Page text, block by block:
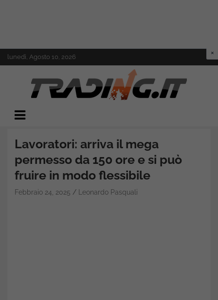
Skip
to
lunedì, Agosto 10, 2026
Trading.it
Lavoratori: arriva il mega
permesso da 150 ore e si può
fruire in modo flessibile
Febbraio 24, 2025 Leonardo Pasquali